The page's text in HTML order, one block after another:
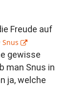
Freude auf
Snus
gewisse
man Snus in
ja, welche